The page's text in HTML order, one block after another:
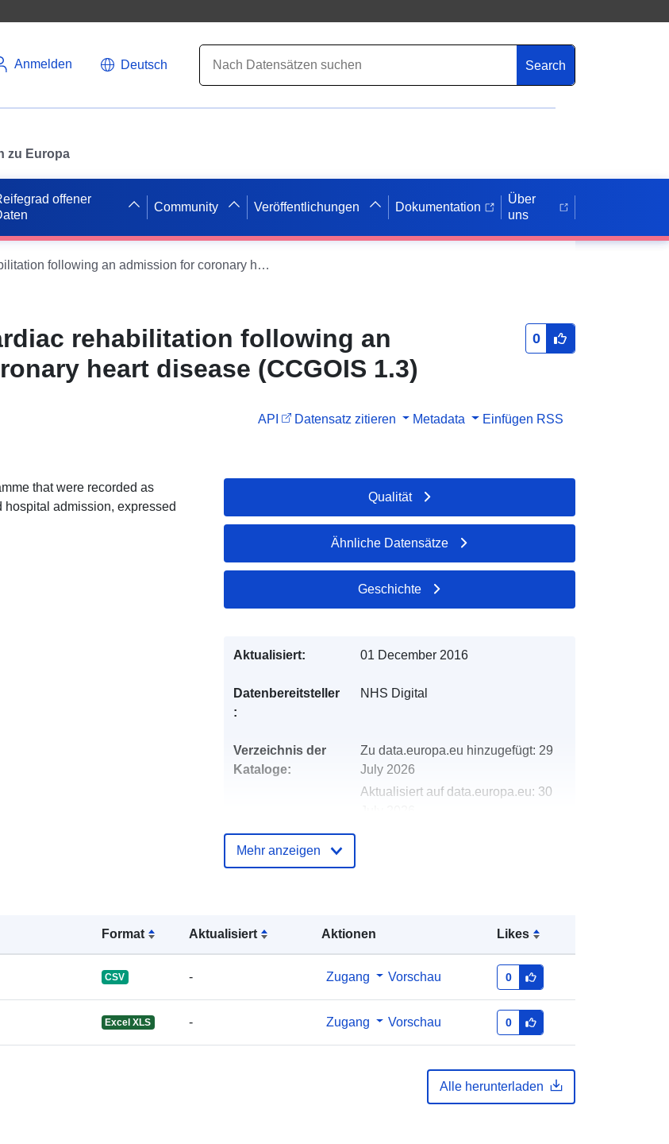
Anmelden Deutsch Search
zu Europa
offener
Community Veröffentlichungen Dokumentation
Über
uns
Completion of cardiac rehabilitation following an admission for coronary heart disease (CCGOIS 1.3)
rehabilitation following an
heart disease (CCGOIS 1.3)
0
API Datensatz zitieren Metadata Einfügen RSS
that were recorded as
admission, expressed
Format Aktualisiert Aktionen Likes
CSV - Zugang Vorschau 0
Excel XLS - Zugang Vorschau 0
Alle herunterladen
Qualität
Ähnliche Datensätze
Geschichte
Aktualisiert: 01 December 2016
Datenbereitsteller
:
NHS Digital
Verzeichnis der
Kataloge:
Zu data.europa.eu hinzugefügt: 29
July 2026
Aktualisiert auf data.europa.eu: 30
uriRef:
Mehr anzeigen